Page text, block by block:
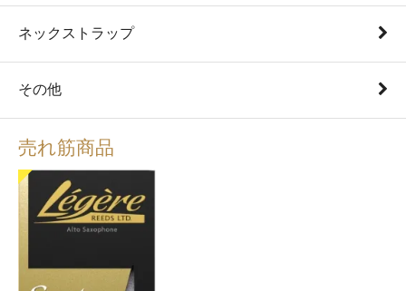
ネックストラップ
その他
売れ筋商品